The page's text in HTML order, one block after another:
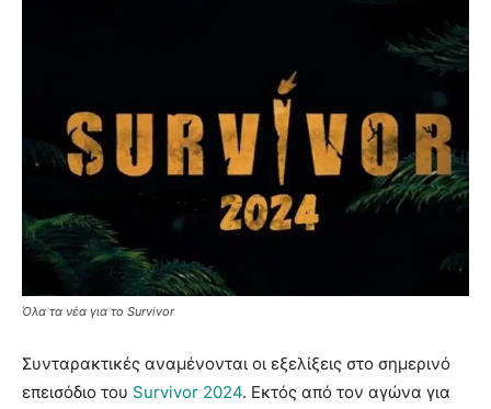
Όλα τα νέα για το Survivor
Συνταρακτικές αναμένονται οι εξελίξεις στο σημερινό
επεισόδιο του Survivor 2024. Εκτός από τον αγώνα για